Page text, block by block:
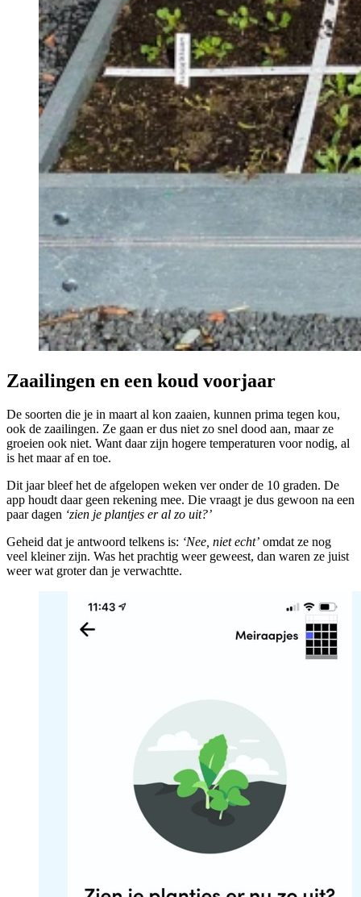
Zaailingen en een koud voorjaar
De soorten die je in maart al kon zaaien, kunnen prima tegen kou,
ook de zaailingen. Ze gaan er dus niet zo snel dood aan, maar ze
groeien ook niet. Want daar zijn hogere temperaturen voor nodig, al
is het maar af en toe.
Dit jaar bleef het de afgelopen weken ver onder de 10 graden. De
app houdt daar geen rekening mee. Die vraagt je dus gewoon na een
paar dagen ‘zien je plantjes er al zo uit?’
Geheid dat je antwoord telkens is: ‘Nee, niet echt’ omdat ze nog
veel kleiner zijn. Was het prachtig weer geweest, dan waren ze juist
weer wat groter dan je verwachtte.